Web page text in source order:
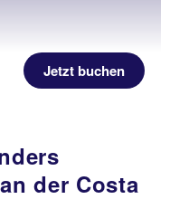
Jetzt buchen
der Costa